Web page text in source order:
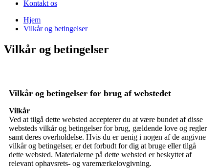
Kontakt os
Hjem
Vilkår og betingelser
Vilkår og betingelser
Vilkår og betingelser for brug af webstedet
Vilkår
Ved at tilgå dette websted accepterer du at være bundet af disse
websteds vilkår og betingelser for brug, gældende love og regler
samt deres overholdelse. Hvis du er uenig i nogen af ​​de angivne
vilkår og betingelser, er det forbudt for dig at bruge eller tilgå
dette websted. Materialerne på dette websted er beskyttet af
relevant ophavsrets- og varemærkelovgivning.